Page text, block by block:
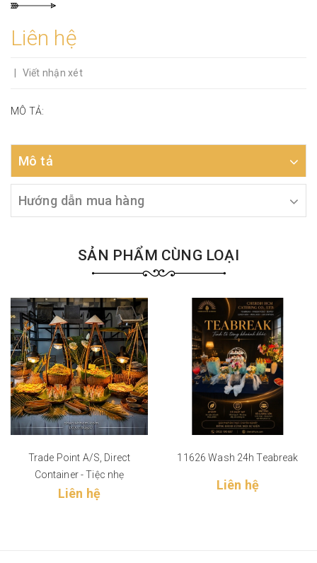
Liên hệ
Viết nhận xét
MÔ TẢ:
Mô tả
Hướng dẫn mua hàng
SẢN PHẨM CÙNG LOẠI
Trade Point A/S, Direct
Container - Tiệc nhẹ
Liên hệ
11626 Wash 24h Teabreak
Liên hệ